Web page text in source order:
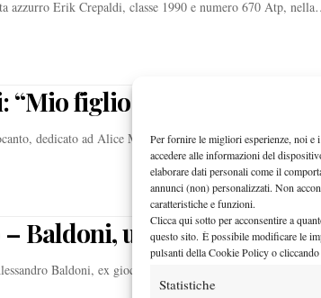
Per fornire le migliori esperienze, noi e
accedere alle informazioni del
elaborare dati personali come il
annunci (non) personalizzati. Non
caratteristiche e funzioni.
Clicca qui sotto per acconsentire a
questo sito. È possibile modificare le
pulsanti della Cookie Policy o
Statistiche
azzurro Erik Crepaldi, classe 1990 e numero 670 Atp,
“Mio figlio giocherà a
dedicato ad Alice Moroni
Baldoni, una questione di
Baldoni, ex giocatore (196 Atp e numero 8 d'Italia)